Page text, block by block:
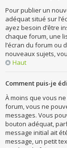
Pour publier un
adéquat situé sur
ayez besoin d’être
chaque forum, une
l’écran du forum ou
nouveaux sujets,
Haut
Comment puis-je
À moins que vous
forum, vous ne
messages. Vous
bouton adéquat,
message initial ait
message, un petit